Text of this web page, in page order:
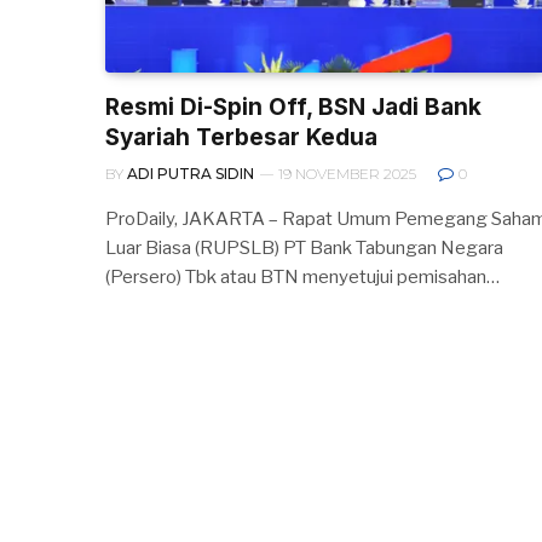
Resmi Di-Spin Off, BSN Jadi Bank
Syariah Terbesar Kedua
BY ADI PUTRA SIDIN 19 NOVEMBER 2025 0
ProDaily, JAKARTA – Rapat Umum Pemegang
Luar Biasa (RUPSLB) PT Bank Tabungan Negara
(Persero) Tbk atau BTN menyetujui pemisahan…